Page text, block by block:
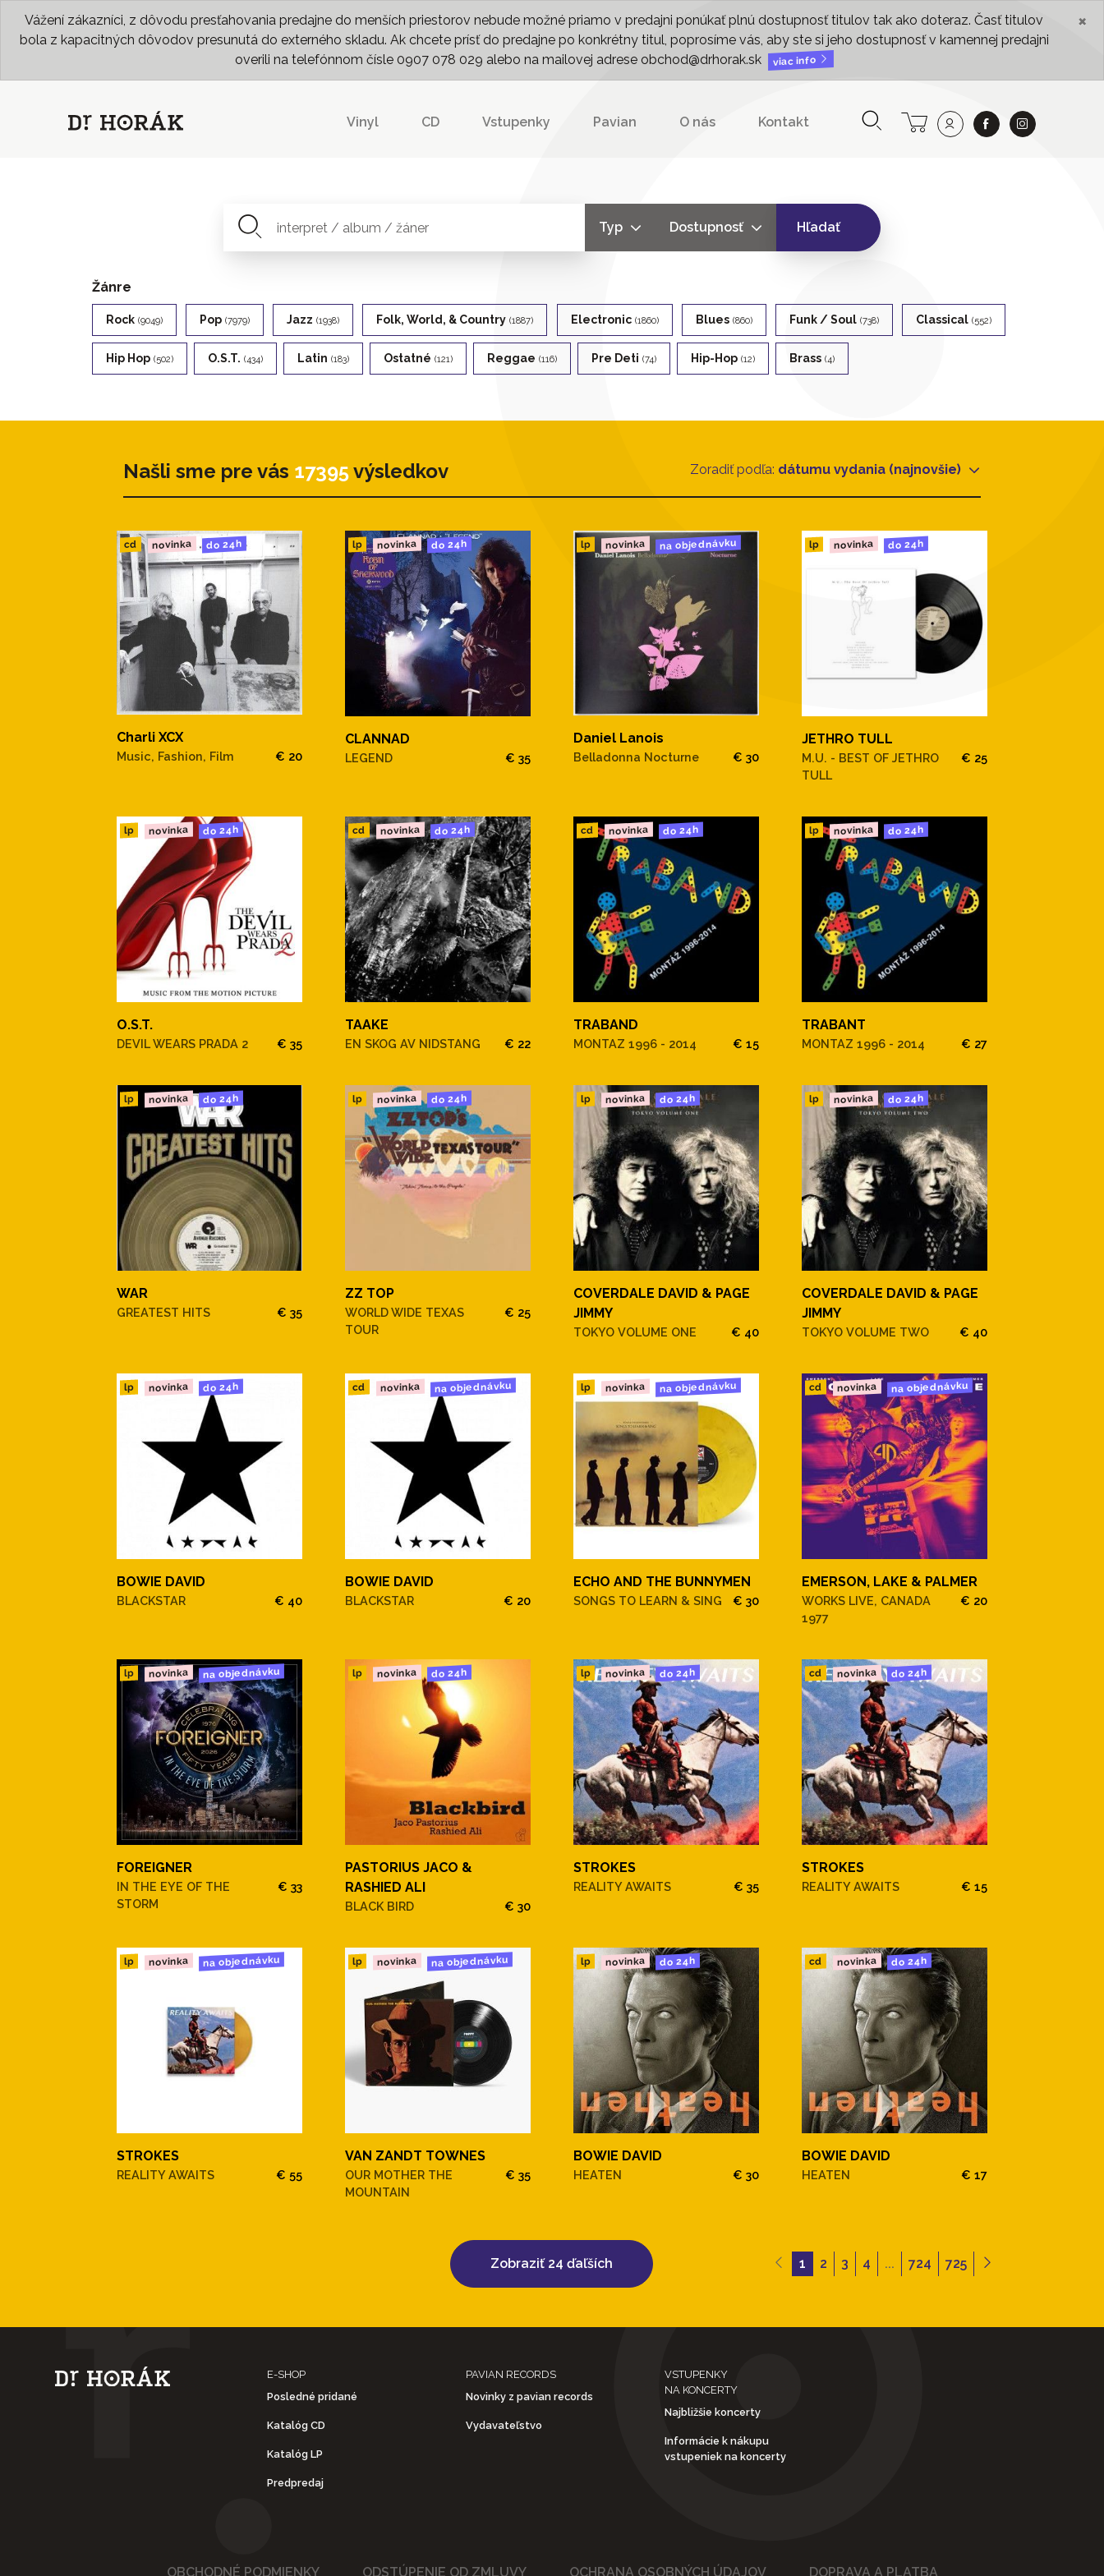
Vážení zákazníci, z dôvodu presťahovania predajne do menších priestorov nebude možné priamo v predajni ponúkať plnú dostupnosť titulov tak ako doteraz. Časť titulov
bola z kapacitných dôvodov presunutá do externého skladu. Ak chcete prísť do predajne po konkrétny titul, poprosíme vás, aby ste si jeho dostupnosť v kamennej predajni
overili na telefónnom čísle 0907 078 029 alebo na mailovej adrese obchod@drhorak.sk
viac info
×
Vinyl CD Vstupenky Pavian O nás Kontakt
Typ Dostupnosť Hľadať
Žánre
Rock (9049) Pop (7979) Jazz (1938) Folk, World, & Country (1887) Electronic (1860) Blues (860) Funk / Soul (738) Classical (552)
Hip Hop (502) O.s.t. (434) Latin (183) Ostatné (121) Reggae (116) Pre Deti (74) Hip-Hop (12) Brass (4)
Našli sme pre vás 17395výsledkov Zoradiť podľa: dátumu vydania (najnovšie)
cd novinka do 24h
Charli XCX
Music, Fashion, Film € 20
lp novinka do 24h
CLANNAD
LEGEND € 35
lp novinka na objednávku
Daniel Lanois
Belladonna Nocturne € 30
lp novinka do 24h
JETHRO TULL
M.U. - BEST OF JETHRO
TULL
€ 25
lp novinka do 24h
O.S.T.
DEVIL WEARS PRADA 2 € 35
cd novinka do 24h
TAAKE
EN SKOG AV NIDSTANG € 22
cd novinka do 24h
TRABAND
MONTAZ 1996 - 2014 € 15
lp novinka do 24h
TRABANT
MONTAZ 1996 - 2014 € 27
lp novinka do 24h
WAR
GREATEST HITS € 35
lp novinka do 24h
ZZ TOP
WORLD WIDE TEXAS
TOUR
€ 25
lp novinka do 24h
COVERDALE DAVID & PAGE
JIMMY
TOKYO VOLUME ONE € 40
lp novinka do 24h
COVERDALE DAVID & PAGE
JIMMY
TOKYO VOLUME TWO € 40
lp novinka do 24h
BOWIE DAVID
BLACKSTAR € 40
cd novinka na objednávku
BOWIE DAVID
BLACKSTAR € 20
lp novinka na objednávku
ECHO AND THE BUNNYMEN
SONGS TO LEARN & SING € 30
cd novinka na objednávku
EMERSON, LAKE & PALMER
WORKS LIVE, CANADA
1977
€ 20
lp novinka na objednávku
FOREIGNER
IN THE EYE OF THE
STORM
€ 33
lp novinka do 24h
PASTORIUS JACO &
RASHIED ALI
BLACK BIRD € 30
lp novinka do 24h
STROKES
REALITY AWAITS € 35
cd novinka do 24h
STROKES
REALITY AWAITS € 15
lp novinka na objednávku
STROKES
REALITY AWAITS € 55
lp novinka na objednávku
VAN ZANDT TOWNES
OUR MOTHER THE
MOUNTAIN
€ 35
lp novinka do 24h
BOWIE DAVID
HEATEN € 30
cd novinka do 24h
BOWIE DAVID
HEATEN € 17
Zobraziť 24 ďaľších 1 2 3 4 ... 724 725
E-SHOP
Posledné pridané
Katalóg CD
Katalóg LP
Predpredaj
PAVIAN RECORDS
Novinky z pavian records
Vydavateľstvo
VSTUPENKY
NA KONCERTY
Najbližšie koncerty
Informácie k nákupu
vstupeniek na koncerty
OBCHODNÉ PODMIENKY ODSTÚPENIE OD ZMLUVY OCHRANA OSOBNÝCH ÚDAJOV DOPRAVA A PLATBA